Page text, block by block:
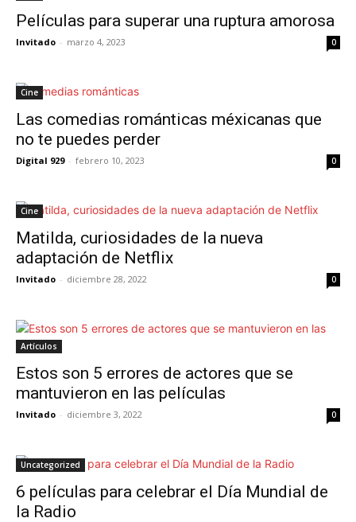
Películas para superar una ruptura amorosa
Invitado - marzo 4, 2023 0
Cine
Las comedias románticas méxicanas que
no te puedes perder
Digital 929 - febrero 10, 2023 0
Cine
Matilda, curiosidades de la nueva
adaptación de Netflix
Invitado - diciembre 28, 2022 0
Artículos
Estos son 5 errores de actores que se
mantuvieron en las películas
Invitado - diciembre 3, 2022 0
Uncategorized
6 películas para celebrar el Día Mundial de
la Radio